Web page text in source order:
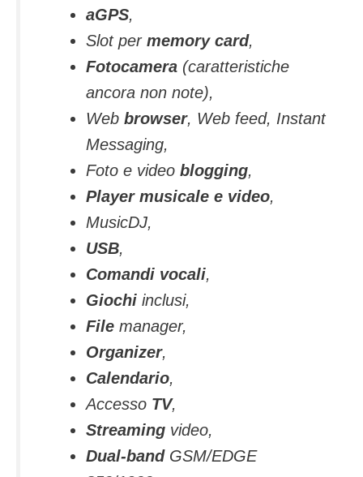
aGPS,
Slot permemory card,
Fotocamera (caratteristiche
ancora non note),
Webbrowser, Web feed, Instant
Messaging,
Foto e videoblogging,
Player musicale e video,
MusicDJ,
USB,
Comandi vocali,
Giochi inclusi,
File manager,
Organizer,
Calendario,
Accesso TV,
Streaming video,
Dual-bandGSM/EDGE